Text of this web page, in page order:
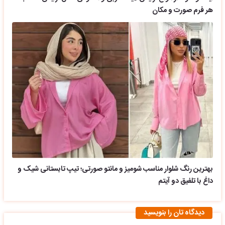
هر فرم صورت و مکان
بهترین رنگ شلوار مناسب شومیز و مانتو صورتی؛ تیپ تابستانی شیک و
داغ با تلفیق دو آیتم
دیدگاه تان را بنویسید